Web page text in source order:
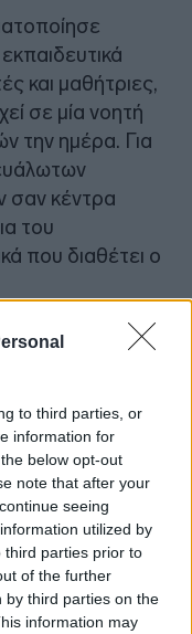
to third parties, or
information for
below opt-out
note that after your
seeing
utilized by
third parties prior to
of the further
by third parties on the
information may
και μαθήτριες,
σε μία νοητή
την ημέρα. Για
σαν κέντρα
του
που διαθέτει ο